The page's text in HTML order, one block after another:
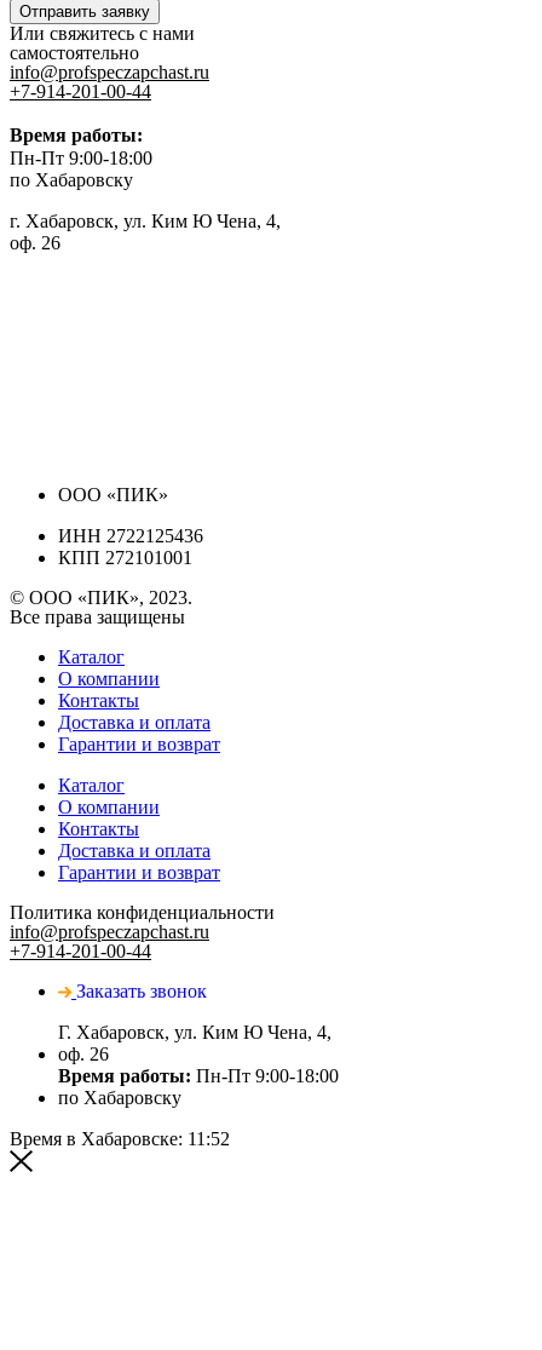
Отправить заявку
Или свяжитесь с нами
самостоятельно
info@profspeczapchast.ru
+7-914-201-00-44
Время работы:
Пн-Пт 9:00-18:00
по Хабаровску
г. Хабаровск, ул. Ким Ю Чена, 4,
оф. 26
ООО «ПИК»
ИНН 2722125436
КПП 272101001
© ООО «ПИК», 2023.
Все права защищены
Каталог
О компании
Контакты
Доставка и оплата
Гарантии и возврат
Каталог
О компании
Контакты
Доставка и оплата
Гарантии и возврат
Политика конфиденциальности
info@profspeczapchast.ru
+7-914-201-00-44
Заказать звонок
Г. Хабаровск, ул. Ким Ю Чена, 4,
оф. 26
Время работы: Пн-Пт 9:00-18:00
по Хабаровску
Время в Хабаровске: 11:52